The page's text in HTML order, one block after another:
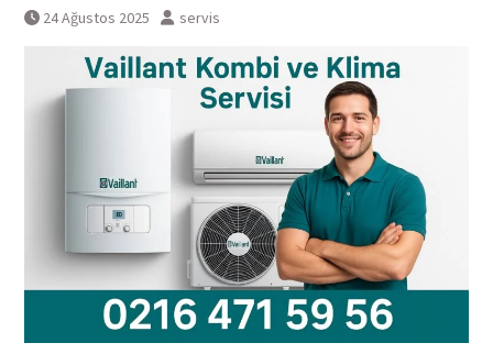
24 Ağustos 2025 servis